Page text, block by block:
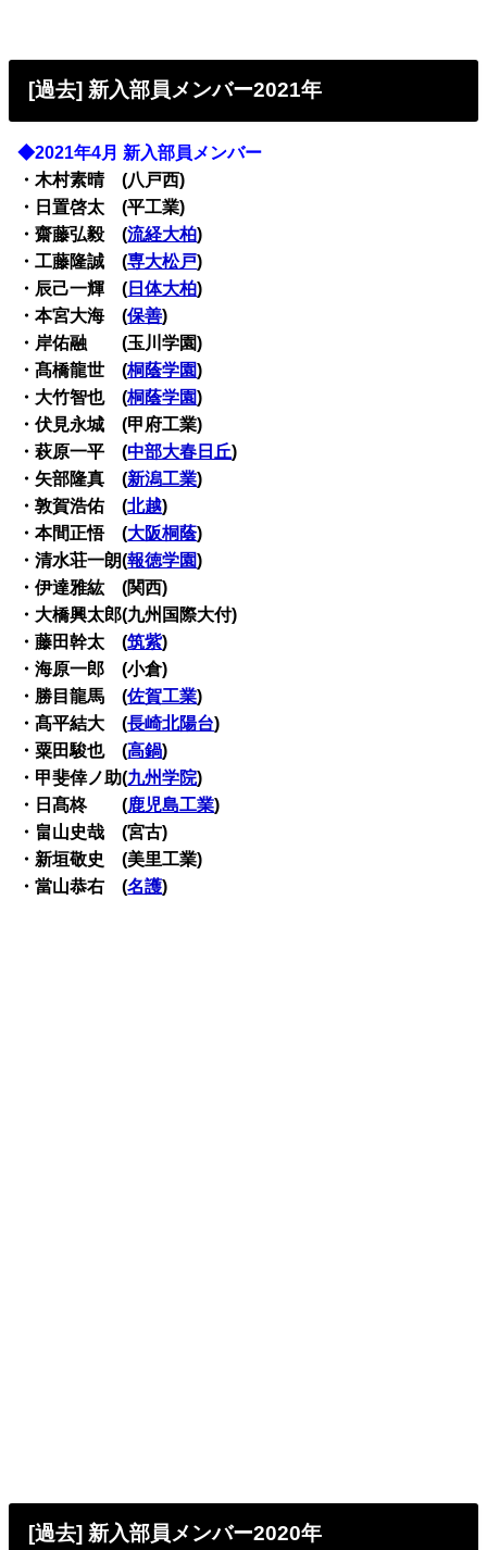
[過去] 新入部員メンバー2021年
◆2021年4月 新入部員メンバー
・木村素晴 (八戸西)
・日置啓太 (平工業)
・齋藤弘毅 (流経大柏)
・工藤隆誠 (専大松戸)
・辰己一輝 ( 日体大柏)
・本宮大海 (保善)
・岸佑融 (玉川学園)
・髙橋龍世 (桐蔭学園)
・大竹智也 (桐蔭学園)
・伏見永城 (甲府工業)
・萩原一平 (中部大春日丘)
・矢部隆真 (新潟工業)
・敦賀浩佑 (北越)
・本間正悟 (大阪桐蔭)
・清水荘一朗(報徳学園)
・伊達雅紘 (関西)
・大橋興太郎(九州国際大付)
・藤田幹太 (筑紫)
・海原一郎 (小倉)
・勝目龍馬 (佐賀工業)
・髙平結大 (長崎北陽台)
・粟田駿也 (高鍋)
・甲斐倖ノ助(九州学院)
・日髙柊 (鹿児島工業)
・畠山史哉 (宮古)
・新垣敬史 (美里工業)
・當山恭右 (名護)
[過去] 新入部員メンバー2020年